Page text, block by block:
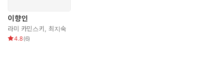
이 책의 저자는 말한다. 그것은 결핍이 아니라 엄연히 다른 '구
조'라고. 고쳐야 할 성향이 아니라 이해되어야 할 기질이라고.
이향인은 특정 집단에 대한 강한 소속감으로 정체성을 형성하지 않
이향인
라미 카민스키, 최지숙
4.8(6)